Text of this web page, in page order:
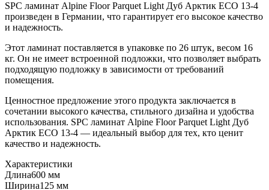
SPC ламинат Alpine Floor Parquet Light Дуб Арктик ECO 13-4
произведен в Германии, что гарантирует его высокое качество
и надежность.
Этот ламинат поставляется в упаковке по 26 штук, весом 16
кг. Он не имеет встроенной подложки, что позволяет выбрать
подходящую подложку в зависимости от требований
помещения.
Ценностное предложение этого продукта заключается в
сочетании высокого качества, стильного дизайна и удобства
использования. SPC ламинат Alpine Floor Parquet Light Дуб
Арктик ECO 13-4 — идеальный выбор для тех, кто ценит
качество и надежность.
Характеристики
Длина600 мм
Ширина125 мм